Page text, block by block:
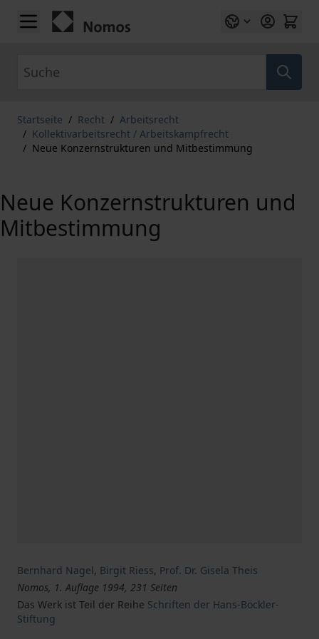
Zum Inhalt springen
Startseite / Recht / Arbeitsrecht
/ Kollektivarbeitsrecht / Arbeitskampfrecht
/ Neue Konzernstrukturen und Mitbestimmung
Neue Konzernstrukturen und
Mitbestimmung
Bernhard Nagel, Birgit Riess, Prof. Dr. Gisela Theis
Nomos, 1. Auflage 1994, 231 Seiten
Das Werk ist Teil der Reihe Schriften der Hans-Böckler-
Stiftung